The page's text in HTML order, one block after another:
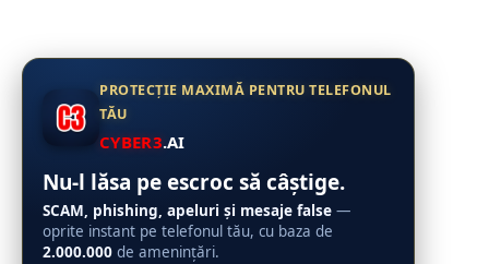
PROTECȚIE MAXIMĂ PENTRU TELEFONUL
TĂU
CYBER3.AI
Nu-l lăsa pe escroc să câștige.
SCAM, phishing, apeluri și mesaje false —
oprite instant pe telefonul tău, cu baza de
2.000.000 de amenințări.